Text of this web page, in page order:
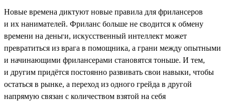
Новые времена диктуют новые правила для фрилансеров
и их нанимателей. Фриланс больше не сводится к обмену
времени на деньги, искусственный интеллект может
превратиться из врага в помощника, а грани между опытными
и начинающими фрилансерами становятся тоньше. И тем,
и другим придётся постоянно развивать свои навыки, чтобы
остаться в рынке, а переход из одного грейда в другой
напрямую связан с количеством взятой на себя